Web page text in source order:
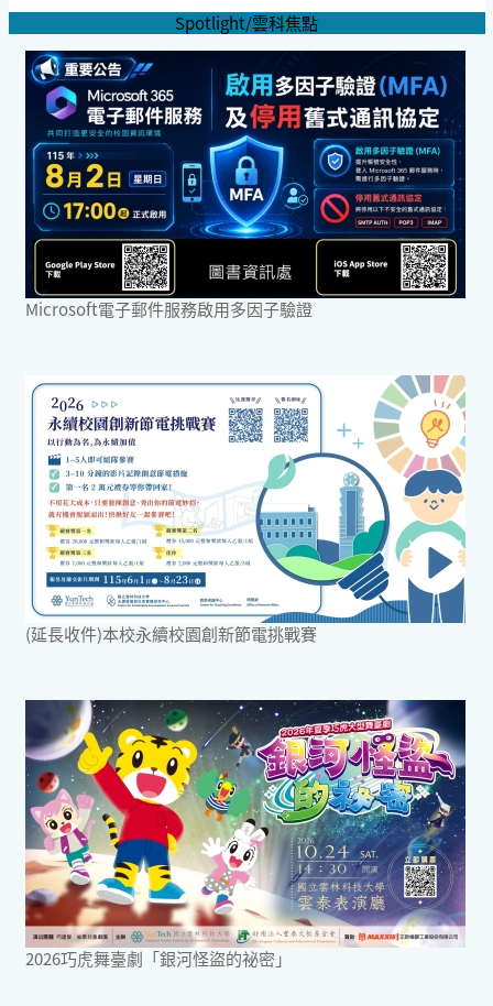
Spotlight/雲科焦點
Microsoft電子郵件服務啟用多因子驗證
(延長收件)本校永續校園創新節電挑戰賽
2026巧虎舞臺劇「銀河怪盜的祕密」